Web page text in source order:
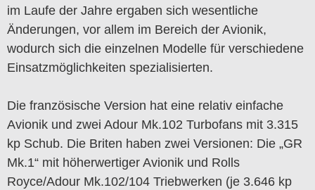
im Laufe der Jahre ergaben sich wesentliche
Änderungen, vor allem im Bereich der Avionik,
wodurch sich die einzelnen Modelle für verschiedene
Einsatzmöglichkeiten spezialisierten.
Die französische Version hat eine relativ einfache
Avionik und zwei Adour Mk.102 Turbofans mit 3.315
kp Schub. Die Briten haben zwei Versionen: Die „GR
Mk.1“ mit höherwertiger Avionik und Rolls
Royce/Adour Mk.102/104 Triebwerken (je 3.646 kp